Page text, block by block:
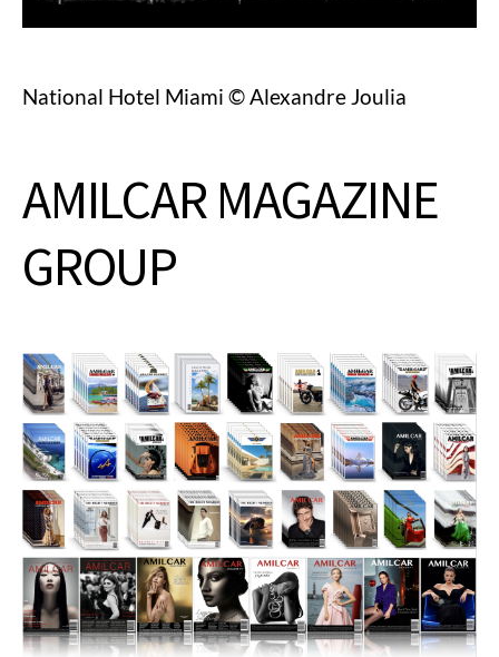
National Hotel Miami © Alexandre Joulia
AMILCAR MAGAZINE
GROUP